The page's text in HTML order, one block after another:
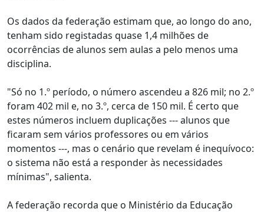
Os dados da federação estimam que, ao longo do ano,
tenham sido registadas quase 1,4 milhões de
ocorrências de alunos sem aulas a pelo menos uma
disciplina.
"Só no 1.º período, o número ascendeu a 826 mil; no 2.º
foram 402 mil e, no 3.º, cerca de 150 mil. É certo que
estes números incluem duplicações --- alunos que
ficaram sem vários professores ou em vários
momentos ---, mas o cenário que revelam é inequívoco:
o sistema não está a responder às necessidades
mínimas", salienta.
A federação recorda que o Ministério da Educação